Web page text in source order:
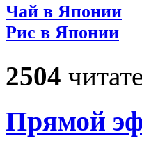
Чай в Японии
Рис в Японии
2504
Прямой